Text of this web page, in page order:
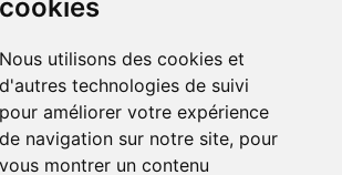
cookies
Nous utilisons des cookies et
d'autres technologies de suivi
pour améliorer votre expérience
de navigation sur notre site, pour
vous montrer un contenu
information)